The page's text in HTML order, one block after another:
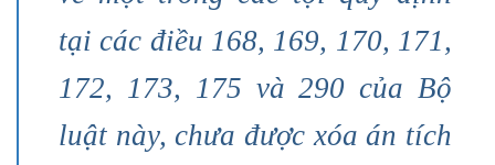
tại các điều 168, 169, 170, 171,
172, 173, 175 và 290 của Bộ
luật này, chưa được xóa án tích